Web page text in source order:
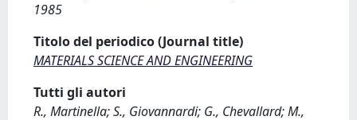
1985
Titolo del periodico (Journal title)
MATERIALS SCIENCE AND ENGINEERING
Tutti gli autori
R., Martinella; S., Giovannardi; G., Chevallard; M.,